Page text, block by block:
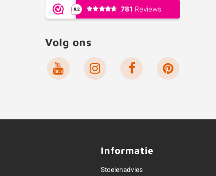
Volg ons
Informatie
Stoelenadvies